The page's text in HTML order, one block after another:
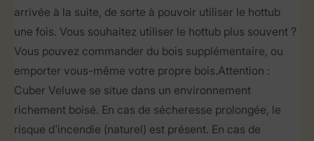
arrivée à la suite, de sorte à pouvoir utiliser le hottub
une fois. Vous souhaitez utiliser le hottub plus souvent ?
Vous pouvez commander du bois supplémentaire, ou
emporter vous-même votre propre bois. Attention :
Cuber Veluwe se situe dans un environnement
richement boisé. En cas de sécheresse prolongée, le
risque d'incendie (naturel) est présent. En cas de